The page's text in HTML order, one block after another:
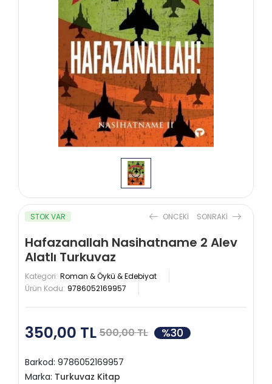
STOK VAR ONCEKI SONRAKI
Hafazanallah Nasihatname 2 Alev
Alatlı Turkuvaz
Kategori: Roman & Öykü & Edebiyat
Ürün Kodu: 9786052169957
350,00 TL 500,00 TL %30
Barkod: 9786052169957
Marka: Turkuvaz Kitap